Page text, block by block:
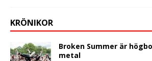
KRÖNIKOR
Broken Summer är
metal